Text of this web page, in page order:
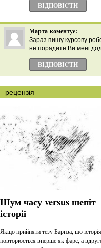
ВІДПОВІCТИ
Марта коментує:
Зараз пишу курсову
не порадите Ви мені
ВІДПОВІCТИ
рецензія
Шум часу versus шепіт
історії
Якщо прийняти тезу Барнза, що історія
повторюється вперше як фарс, а